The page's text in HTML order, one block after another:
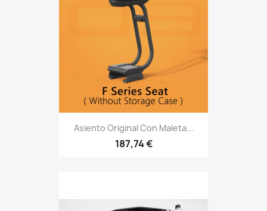
Asiento Original Con Maleta...
187,74 €